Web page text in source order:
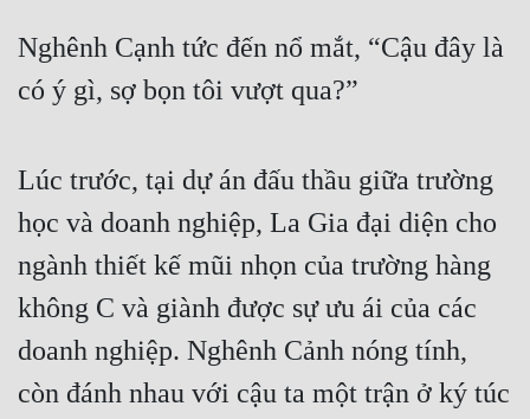
Nghênh Cạnh tức đến nổ mắt, “Cậu đây là
có ý gì, sợ bọn tôi vượt qua?”
Lúc trước, tại dự án đấu thầu giữa trường
học và doanh nghiệp, La Gia đại diện cho
ngành thiết kế mũi nhọn của trường hàng
không C và giành được sự ưu ái của các
doanh nghiệp. Nghênh Cảnh nóng tính,
còn đánh nhau với cậu ta một trận ở ký túc